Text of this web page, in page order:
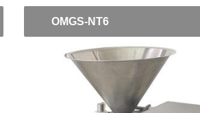
OMGS-NT6